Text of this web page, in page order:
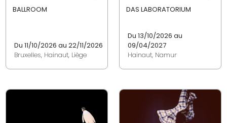
BALLROOM
Du 11/10/2026 au 22/11/2026
Bruxelles, Hainaut, Liège
DAS LABORATORIUM
Du 13/10/2026 au
09/04/2027
Hainaut, Namur